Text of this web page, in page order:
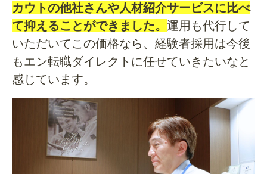
カウトの他社さんや人材紹介サービスに比べ
て抑えることができました。 運用も代行して
いただいてこの価格なら、経験者採用は今後
もエン転職ダイレクトに任せていきたいなと
感じています。